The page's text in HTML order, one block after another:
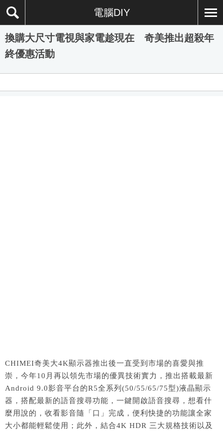
電腦DIY
換購大尺寸電視與家電趁現在 奇美推出超殺年
終優惠活動
CHIMEI奇美大4K顯示器推出後一直受到市場的喜愛與推
崇，今年10月再以領先市場的優異技術實力，推出搭載最新
Android 9.0影音平台的R5全系列(50/55/65/75型)液晶顯示
器，搭配最新的語音搜尋功能，一鍵開啟語音搜尋，想看什
麼用說的，收看影音隨「口」完成，便利快捷的功能讓全家
大小都能輕鬆使用；此外，結合4K HDR 三大規格技術以及